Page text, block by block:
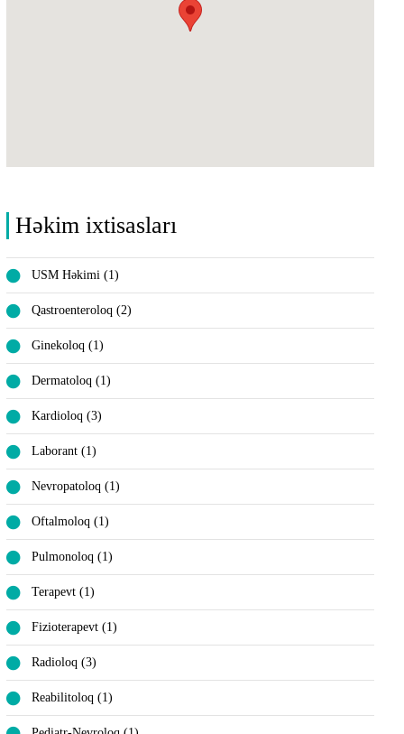
Həkim ixtisasları
USM Həkimi (1)
Qastroenteroloq (2)
Ginekoloq (1)
Dermatoloq (1)
Kardioloq (3)
Laborant (1)
Nevropatoloq (1)
Oftalmoloq (1)
Pulmonoloq (1)
Terapevt (1)
Fizioterapevt (1)
Radioloq (3)
Reabilitoloq (1)